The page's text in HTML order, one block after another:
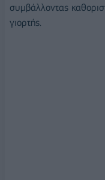
συμβάλλοντας
γιορτής.